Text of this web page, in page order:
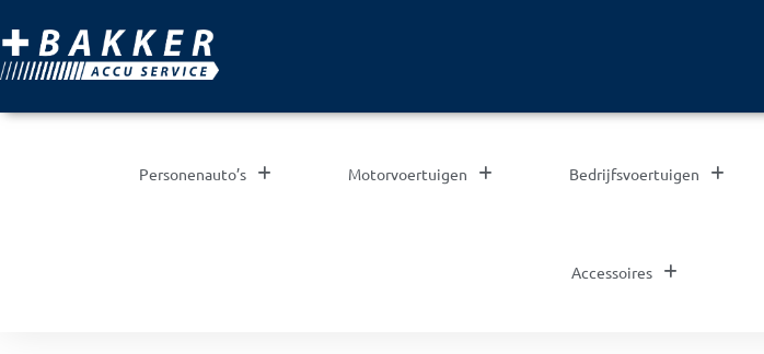
Personenauto’s Motorvoertuigen Bedrijfsvoertuigen
Accessoires